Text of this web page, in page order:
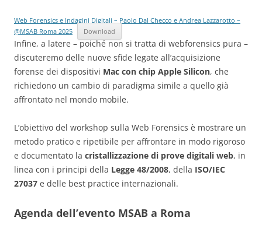
Web Forensics e Indagini Digitali – Paolo Dal Checco e Andrea Lazzarotto –
@MSAB Roma 2025
Download
Infine, a latere – poiché non si tratta di webforensics pura –
discuteremo delle nuove sfide legate all’acquisizione
forense dei dispositivi Mac con chip Apple Silicon, che
richiedono un cambio di paradigma simile a quello già
affrontato nel mondo mobile.
L’obiettivo del workshop sulla Web Forensics è mostrare un
metodo pratico e ripetibile per affrontare in modo rigoroso
e documentato la cristallizzazione di prove digitali web, in
linea con i principi della Legge 48/2008, della ISO/IEC
27037 e delle best practice internazionali.
Agenda dell’evento MSAB a Roma